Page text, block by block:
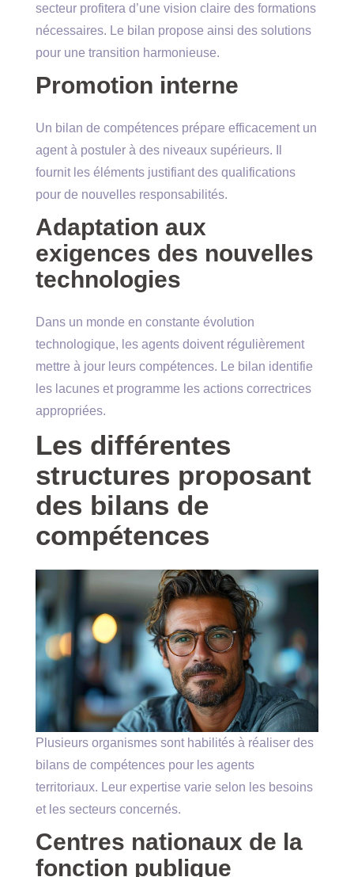
secteur profitera d’une vision claire des formations
nécessaires. Le bilan propose ainsi des solutions
pour une transition harmonieuse.
Promotion interne
Un bilan de compétences prépare efficacement un
agent à postuler à des niveaux supérieurs. Il
fournit les éléments justifiant des qualifications
pour de nouvelles responsabilités.
Adaptation aux
exigences des nouvelles
technologies
Dans un monde en constante évolution
technologique, les agents doivent régulièrement
mettre à jour leurs compétences. Le bilan identifie
les lacunes et programme les actions correctrices
appropriées.
Les différentes
structures proposant
des bilans de
compétences
Plusieurs organismes sont habilités à réaliser des
bilans de compétences pour les agents
territoriaux. Leur expertise varie selon les besoins
et les secteurs concernés.
Centres nationaux de la
fonction publique